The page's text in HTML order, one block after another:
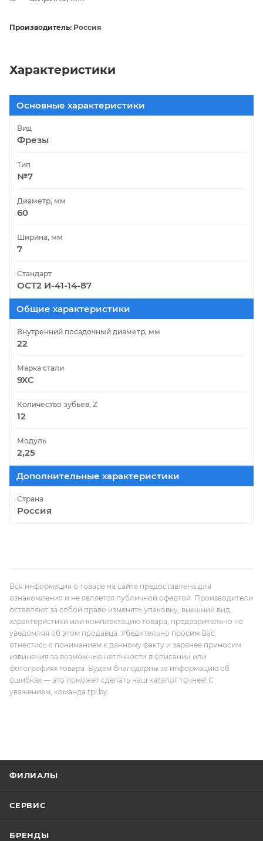
Производитель: Россия
Характеристики
Основные характеристики
Вид
Фрезы
Тип
№7
Диаметр, мм
60
Ширина, мм
7
Стандарт
ОСТ2 И-41-14-87
Общие характеристики
Внутренний посадочный диаметр, мм
22
Марка стали
9ХС
Количество зубьев, Z
12
Модуль
2,25
Дополнительные характеристики
Страна
Россия
Вся информация о товаре на сайте предоставлена для
ознакомления и не является публичной офертой. Производители
оставляют за собой право изменять упаковку, внешний вид,
характеристики или комплектацию товара, предварительно не
уведомляя об этом продавца. Убедительно просим Вас
отнестись с пониманием к данному факту и заранее приносим
извинения за возможные неточности в описании или
фотографиях товара. Будем благодарны за информацию об
ошибках — это поможет сделать наш каталог точнее! С
уважением, команда tpi.by.
ФИЛИАЛЫ
СЕРВИС
БРЕНДЫ